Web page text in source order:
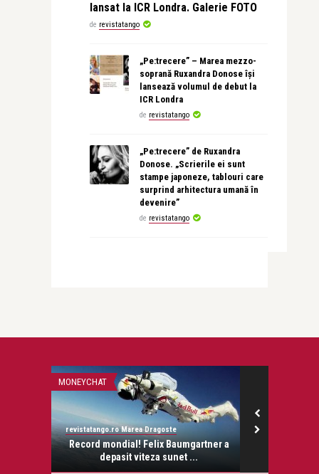
lansat la ICR Londra. Galerie FOTO
de revistatango
„Pe:trecere” – Marea mezzo-
soprană Ruxandra Donose își
lansează volumul de debut la
ICR Londra
de revistatango
„Pe:trecere” de Ruxandra
Donose. „Scrierile ei sunt
stampe japoneze, tablouri care
surprind arhitectura umană în
devenire”
de revistatango
MONEYCHAT
revistatango.ro Marea Dragoste
Record mondial! Felix Baumgartner a
depasit viteza sunet ...